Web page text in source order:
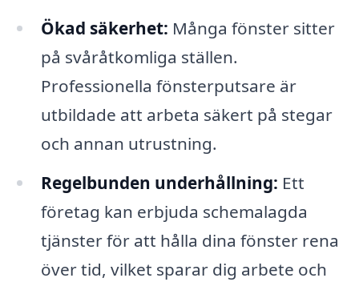
Ökad säkerhet: Många fönster sitter
på svåråtkomliga ställen.
Professionella fönsterputsare är
utbildade att arbeta säkert på stegar
och annan utrustning.
Regelbunden underhållning: Ett
företag kan erbjuda schemalagda
tjänster för att hålla dina fönster rena
över tid, vilket sparar dig arbete och